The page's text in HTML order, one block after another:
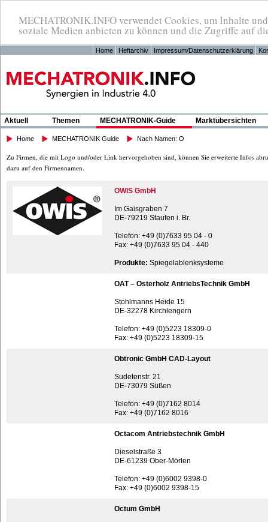
MECHATRONIK.INFO verwendet Cookies, um Inhalte
soziale Medien anbieten zu können und die Zugriffe auf
Home Heftarchiv Impressum/Datenschutzerklärung
Aktuell Themen MECHATRONIK-Guide Marktübersichten
Home MECHATRONIK Guide Nach Namen: O
Zu Firmen, die mit Logo und/oder Link hervorgehoben sind, können Sie erweiterte Infos
dazu auf den Firmennamen.
OWIS GmbH
Im Gaisgraben 7
DE-79219 Staufen i. Br.
Telefon: +49 (0)7633 95 04 - 0
Fax: +49 (0)7633 95 04 - 440
Produkte: Spiegelablenksysteme
OAT – Osterholz AntriebsTechnik GmbH
Stohlmanns Heide 15
DE-32278 Kirchlengern
Telefon: +49 (0)5223 18309-0
Fax: +49 (0)5223 18309-15
Obtronic GmbH CAD-Layout
Sudetenstr. 21
DE-73079 Süßen
Telefon: +49 (0)7162 8014
Fax: +49 (0)7162 8016
Octacom Antriebstechnik GmbH
Dieselstraße 3
DE-61239 Ober-Mörlen
Telefon: +49 (0)6002 9398-0
Fax: +49 (0)6002 9398-15
Octum GmbH